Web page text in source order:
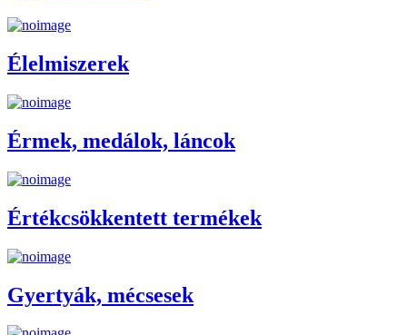
Élelmiszerek
Érmek, medálok, láncok
Értékcsökkentett termékek
Gyertyák, mécsesek